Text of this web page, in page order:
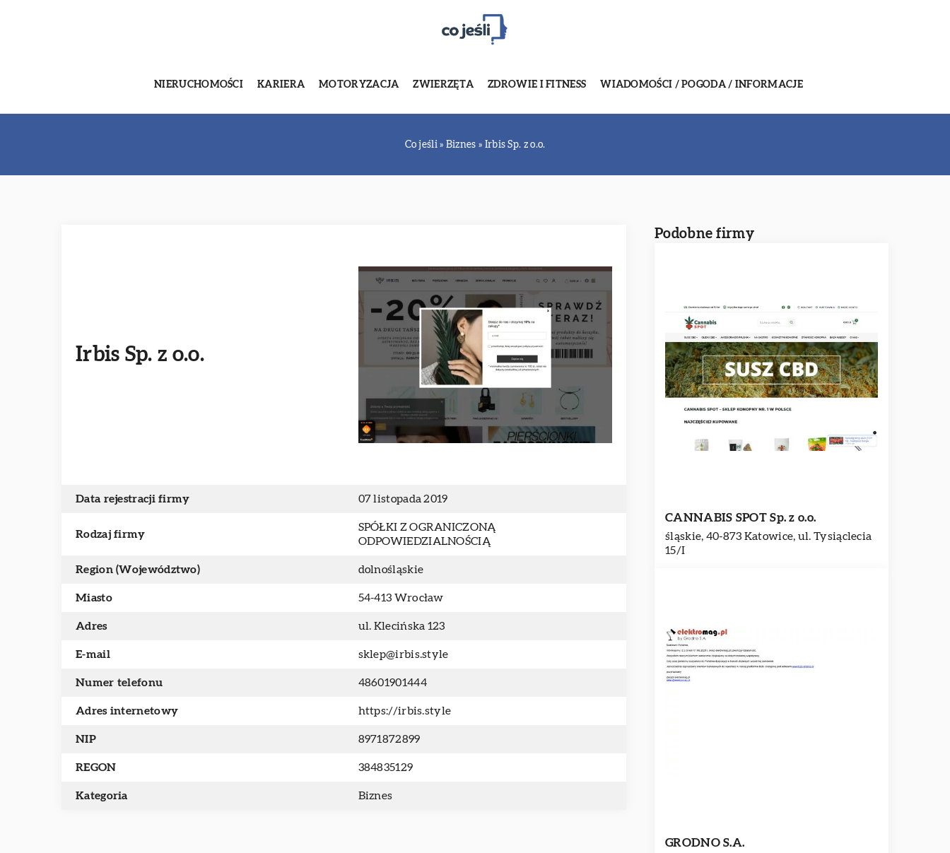
NIERUCHOMOŚCI KARIERA MOTORYZACJA ZWIERZĘTA ZDROWIE I FITNESS WIADOMOŚCI / POGODA / INFORMACJE
Co jeśli» Biznes » Irbis Sp. z o.o.
Irbis Sp. z o.o.
Data rejestracji firmy 07 listopada 2019
Rodzaj firmy
SPÓŁKI Z OGRANICZONĄ
ODPOWIEDZIALNOŚCIĄ
Region (Województwo) dolnośląskie
Miasto 54-413 Wrocław
Adres ul. Klecińska 123
E-mail sklep@irbis.style
Numer telefonu 48601901444
Adres internetowy https://irbis.style
NIP 8971872899
REGON 384835129
Kategoria Biznes
Podobne firmy
CANNABIS SPOT Sp. z o.o.
śląskie, 40-873 Katowice, ul. Tysiąclecia
15/I
GRODNO S.A.